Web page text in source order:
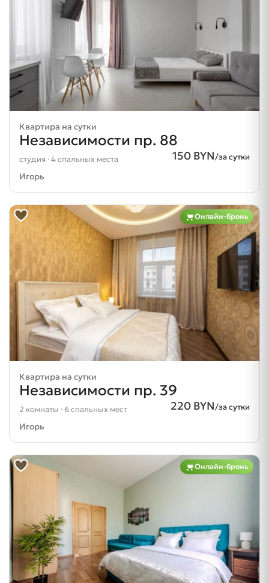
Квартира на сутки
Независимости пр. 88
150 BYN/за сутки
студия · 4 спальных места
Игорь
Онлайн-бронь
Квартира на сутки
Независимости пр. 39
220 BYN/за сутки
2 комнаты · 6 спальных мест
Игорь
Онлайн-бронь